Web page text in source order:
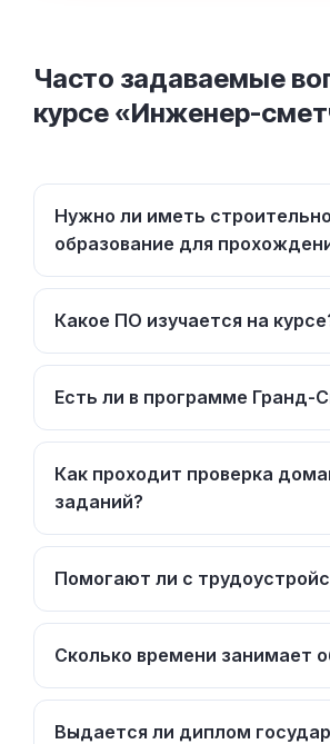
Часто задаваемые
курсе «Инженер-
Нужно ли иметь
образование для
Какое ПО изучается на
Есть ли в программе Гранд-
Как проходит проверка
заданий?
Помогают ли с
Сколько времени занимает
Выдается ли диплом